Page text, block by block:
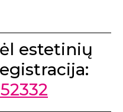
estetinių